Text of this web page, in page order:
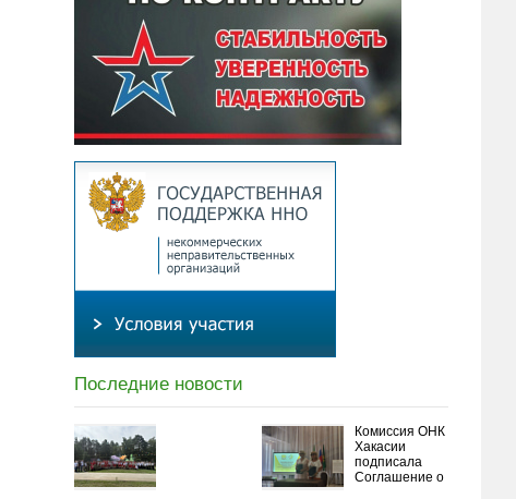
Последние новости
Комиссия ОНК
Хакасии
подписала
Соглашение о